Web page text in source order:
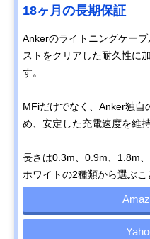
18ヶ月の長期保証
Ankerのライトニングケー
ストをクリアした耐久性に
す。
MFiだけでなく、Anker独自
め、安定した充電速度を維
長さは0.3m、0.9m、1.8m
ホワイトの2種類から選ぶこ